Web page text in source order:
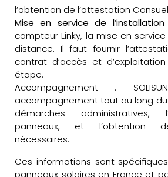
l’obtention de l’attestation
Mise en service de l’installation
compteur Linky, la mise en
distance. Il faut fournir
contrat d’accès et
étape.
Accompagnement :
accompagnement tout au long
démarches administratives,
panneaux, et l’obtention
nécessaires.
Ces informations sont
panneaux solaires en France et